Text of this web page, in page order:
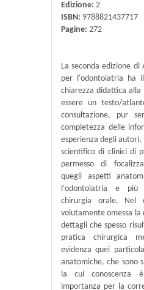
Edizione: 2
ISBN: 9788821437717
Pagine: 272
La seconda edizione di
per l'odontoiatria ha
chiarezza didattica
essere un testo/
consultazione, pur
completezza delle
esperienza degli
scientifico di clinici di
permesso di
quegli aspetti
l'odontoiatria e
chirurgia orale. Nel
volutamente omessa la
dettagli che spesso
pratica chirurgica
evidenza quei
anatomiche, che sono
la cui conoscenza
importanza per la